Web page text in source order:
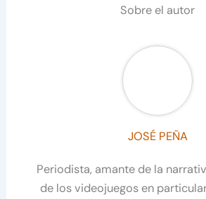
Sobre el autor
JOSÉ PEÑA
Periodista, amante de la
de los videojuegos en